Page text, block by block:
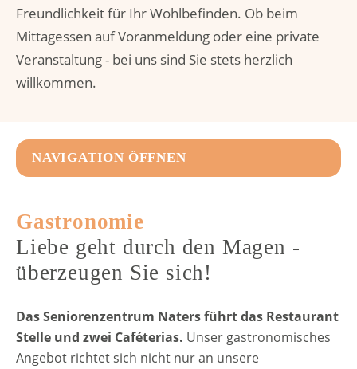
Freundlichkeit für Ihr Wohlbefinden. Ob beim
Mittagessen auf Voranmeldung oder eine private
Veranstaltung - bei uns sind Sie stets herzlich
willkommen.
NAVIGATION ÖFFNEN
Angebote & Aktivitäten
Veranstaltungen
Kunst & Handwerk
Häufige Fragen
Gastronomie
Liebe geht durch den Magen -
überzeugen Sie sich!
Das Seniorenzentrum Naters führt das Restaurant
Stelle und zwei Caféterias. Unser gastronomisches
Angebot richtet sich nicht nur an unsere